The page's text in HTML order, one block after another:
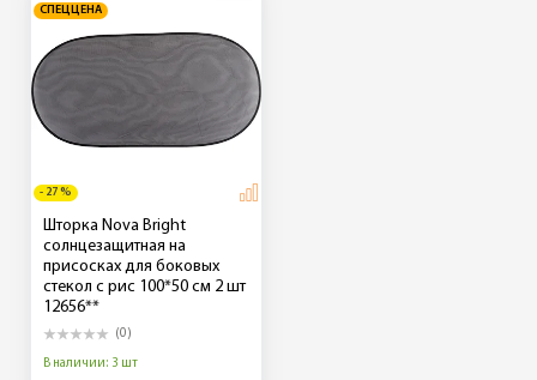
СПЕЦЦЕНА
- 27 %
Шторка Nova Bright
солнцезащитная на
присосках для боковых
стекол с рис 100*50 см 2 шт
12656**
(0)
В наличии: 3 шт